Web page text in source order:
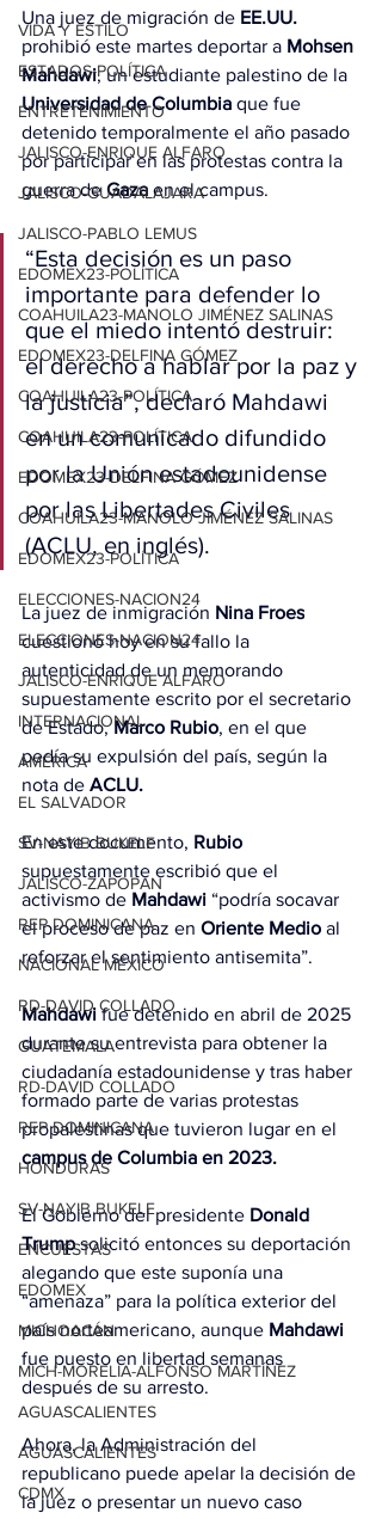
VIDA Y ESTILO
ESTADOS-POLÍTICA
ENTRETENIMIENTO
JALISCO-ENRIQUE ALFARO
JALISCO-GUADALAJARA
JALISCO-PABLO LEMUS
EDOMEX23-POLÍTICA
COAHUILA23-MANOLO JIMÉNEZ SALINAS
EDOMEX23-DELFINA GÓMEZ
COAHUILA23-POLÍTICA
COAHUILA23-POLÍTICA
EDOMEX23-DELFINA GÓMEZ
COAHUILA23-MANOLO JIMÉNEZ SALINAS
EDOMEX23-POLÍTICA
ELECCIONES-NACION24
ELECCIONES-NACION24
JALISCO-ENRIQUE ALFARO
INTERNACIONAL
AMÉRICA
EL SALVADOR
SV-NAYIB BUKELE
JALISCO-ZAPOPAN
REP DOMINICANA
NACIONAL MÉXICO
RD-DAVID COLLADO
GUATEMALA
RD-DAVID COLLADO
REP DOMINICANA
HONDURAS
SV-NAYIB BUKELE
ENCUESTAS
EDOMEX
MICHOACÁN
MICH-MORELIA-ALFONSO MARTÍNEZ
AGUASCALIENTES
AGUASCALIENTES
CDMX
Una juez de migración de EE.UU.
prohibió este martes deportar a Mohsen
Mahdawi, un estudiante palestino de la
Universidad de Columbia que fue
detenido temporalmente el año pasado
por participar en las protestas contra la
guerra de Gaza en el campus.
“Esta decisión es un paso
importante para defender lo
que el miedo intentó destruir:
el derecho a hablar por la paz y
la justicia”, declaró Mahdawi
en un comunicado difundido
por la Unión estadounidense
por las Libertades Civiles
(ACLU, en inglés).
La juez de inmigración Nina Froes
cuestionó hoy en su fallo la
autenticidad de un memorando
supuestamente escrito por el secretario
de Estado, Marco Rubio, en el que
pedía su expulsión del país, según la
nota de ACLU.
En este documento, Rubio
supuestamente escribió que el
activismo de Mahdawi “podría socavar
el proceso de paz en Oriente Medio al
reforzar el sentimiento antisemita”.
Mahdawi fue detenido en abril de 2025
durante su entrevista para obtener la
ciudadanía estadounidense y tras haber
formado parte de varias protestas
propalestinas que tuvieron lugar en el
campus de Columbia en 2023.
El Gobierno del presidente Donald
Trump solicitó entonces su deportación
alegando que este suponía una
“amenaza” para la política exterior del
país norteamericano, aunque Mahdawi
fue puesto en libertad semanas
después de su arresto.
Ahora, la Administración del
republicano puede apelar la decisión de
la juez o presentar un nuevo caso